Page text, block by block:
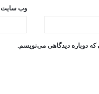
وب‌ سایت
که دوباره دیدگاهی می‌نویسم.